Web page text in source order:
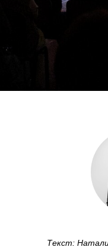
Текст: